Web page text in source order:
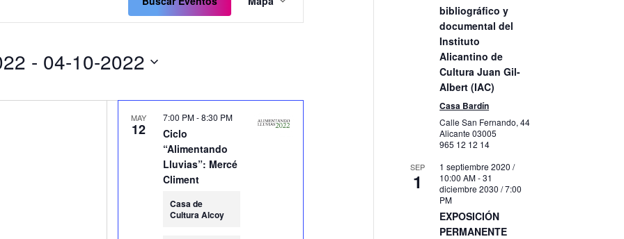
- 04-10-2022
MAY
12
Ciclo
“Alimentando
Lluvias”: Mercé
Climent
7:00 PM-8:30 PM
Casa de
Cultura Alcoy
bibliográfico y
documental del
Instituto
Alicantino de
Cultura Juan Gil-
Albert (IAC)
Casa Bardín
Calle San Fernando, 44
Alicante03005
965 12 12 14
SEP
1
1 septiembre 2020 /
10:00 AM-31
diciembre 2030 / 7:00
PM
EXPOSICIÓN
PERMANENTE